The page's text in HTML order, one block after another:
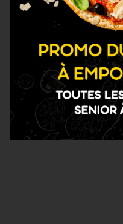
Nous Trouver